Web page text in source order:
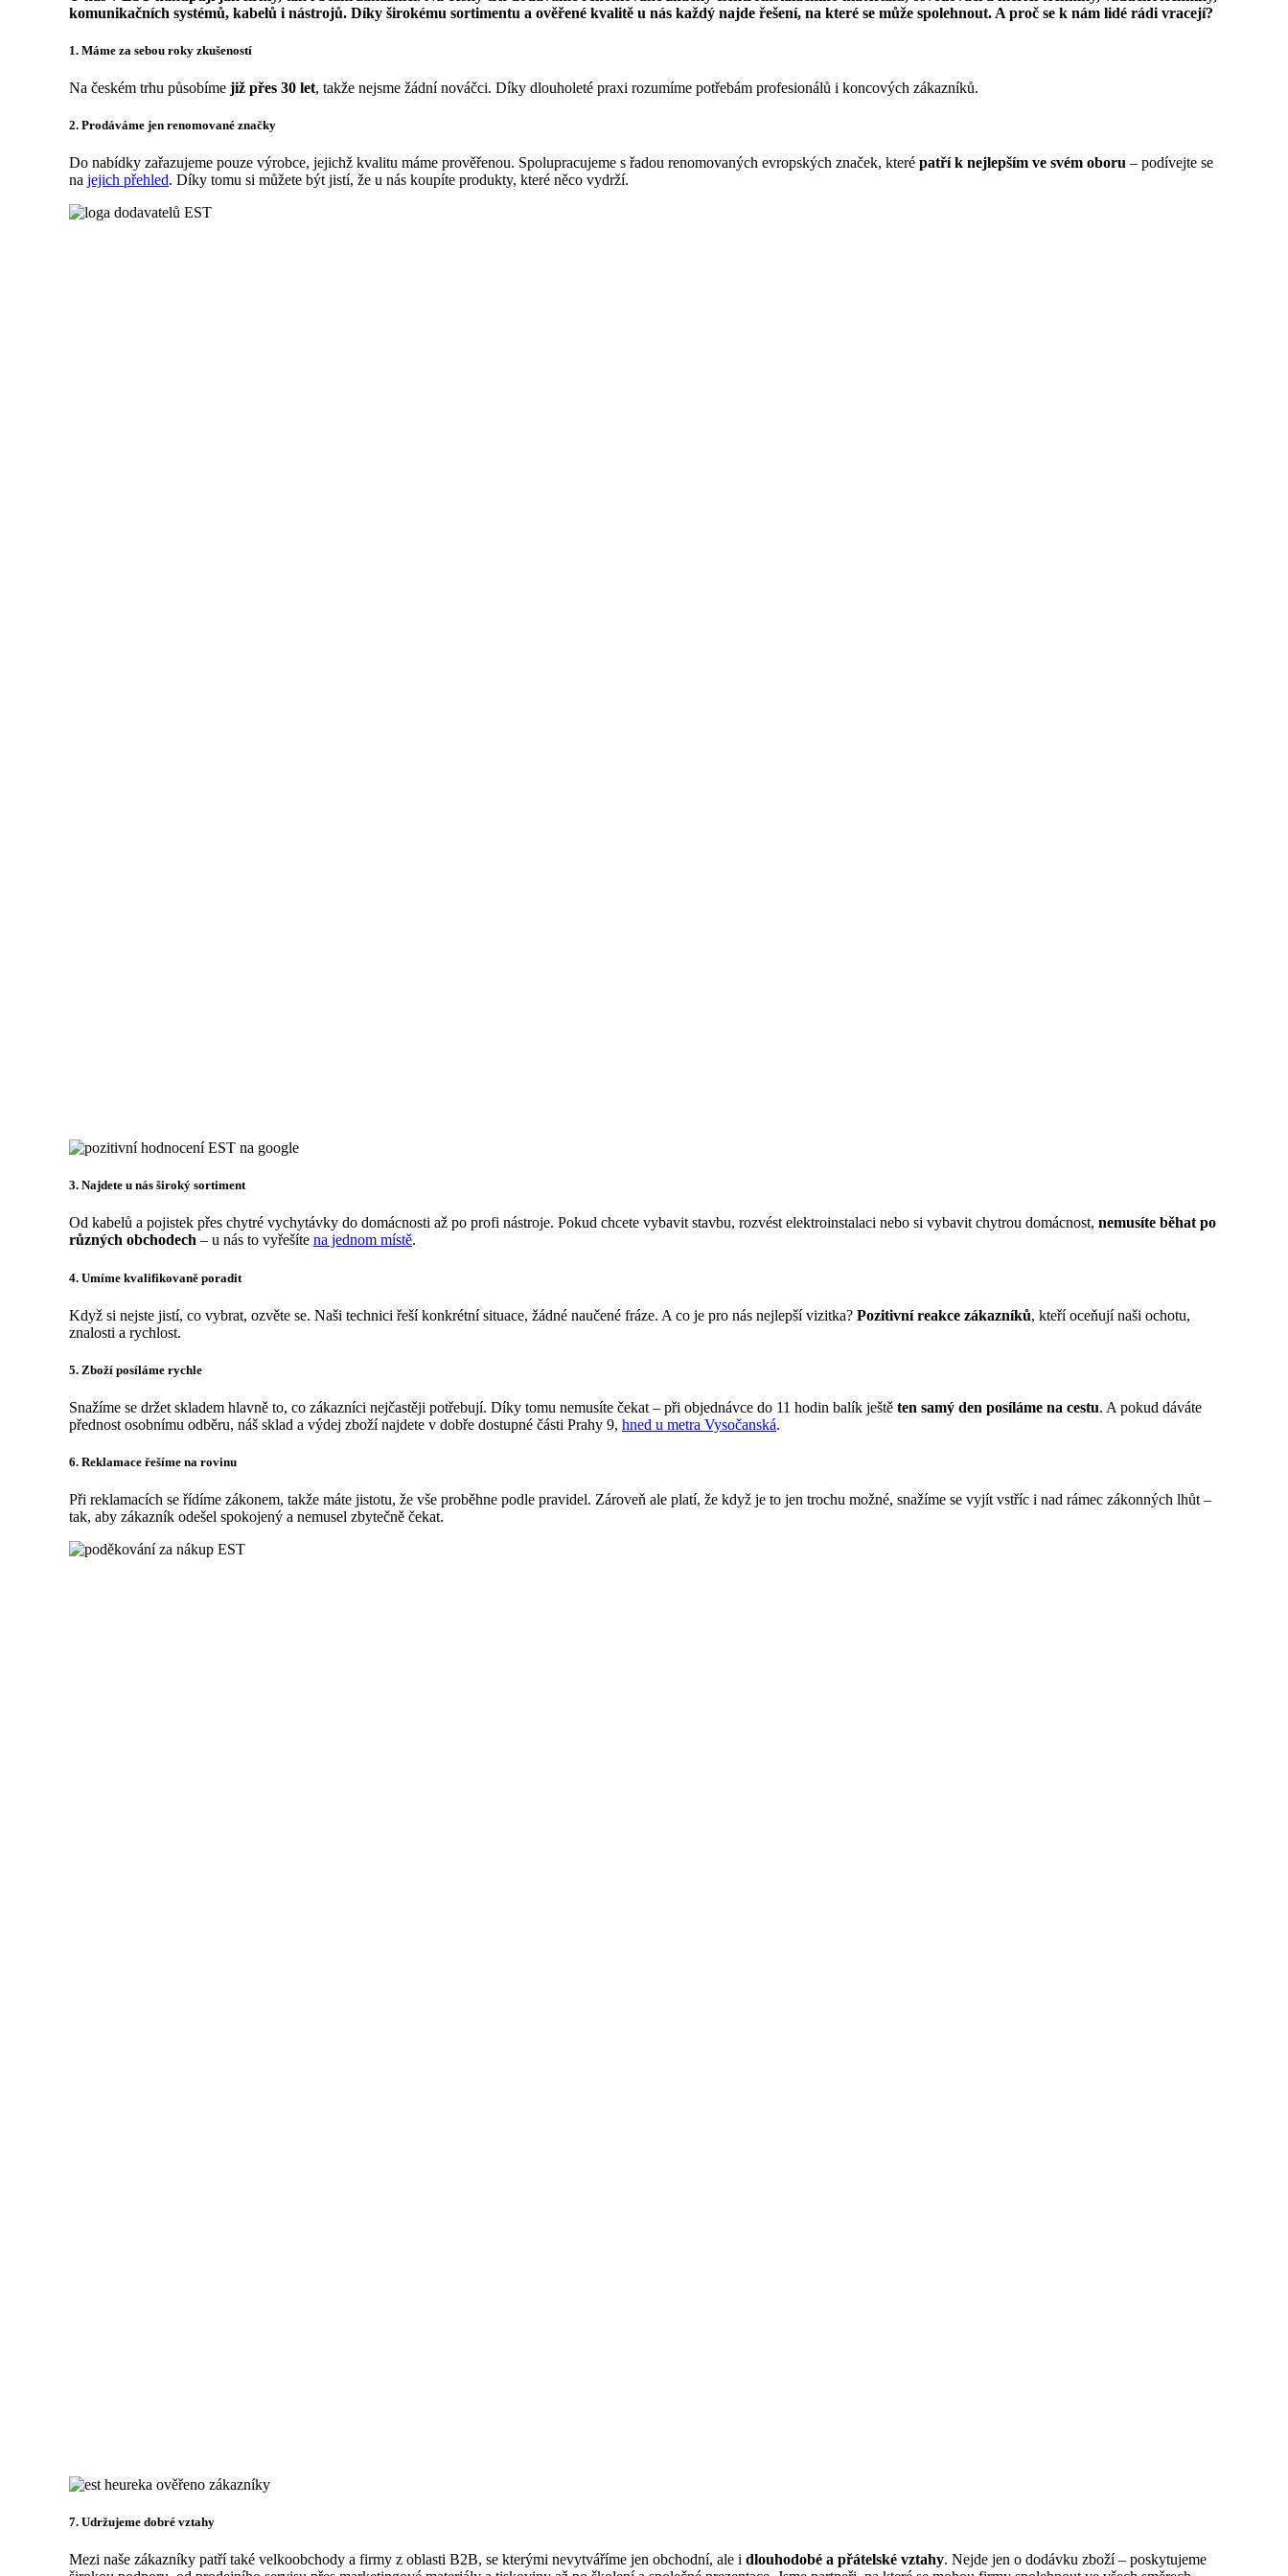
komunikačních systémů, kabelů i nástrojů. Díky širokému sortimentu a ověřené kvalitě u nás každý najde řešení, na které se může spolehnout. A proč se k nám lidé rádi vracejí?
1. Máme za sebou roky zkušeností
Na českém trhu působíme již přes 30 let, takže nejsme žádní nováčci. Díky dlouholeté praxi rozumíme potřebám profesionálů i koncových zákazníků.
2. Prodáváme jen renomované značky
Do nabídky zařazujeme pouze výrobce, jejichž kvalitu máme prověřenou. Spolupracujeme s řadou renomovaných evropských značek, které patří k nejlepším ve svém oboru – podívejte se
na jejich přehled. Díky tomu si můžete být jistí, že u nás koupíte produkty, které něco vydrží.
3. Najdete u nás široký sortiment
Od kabelů a pojistek přes chytré vychytávky do domácnosti až po profi nástroje. Pokud chcete vybavit stavbu, rozvést elektroinstalaci nebo si vybavit chytrou domácnost, nemusíte běhat po
různých obchodech – u nás to vyřešíte na jednom místě.
4. Umíme kvalifikovaně poradit
Když si nejste jistí, co vybrat, ozvěte se. Naši technici řeší konkrétní situace, žádné naučené fráze. A co je pro nás nejlepší vizitka? Pozitivní reakce zákazníků, kteří oceňují naši ochotu,
znalosti a rychlost.
5. Zboží posíláme rychle
Snažíme se držet skladem hlavně to, co zákazníci nejčastěji potřebují. Díky tomu nemusíte čekat – při objednávce do 11 hodin balík ještě ten samý den posíláme na cestu. A pokud dáváte
přednost osobnímu odběru, náš sklad a výdej zboží najdete v dobře dostupné části Prahy 9, hned u metra Vysočanská.
6. Reklamace řešíme na rovinu
Při reklamacích se řídíme zákonem, takže máte jistotu, že vše proběhne podle pravidel. Zároveň ale platí, že když je to jen trochu možné, snažíme se vyjít vstříc i nad rámec zákonných lhůt –
tak, aby zákazník odešel spokojený a nemusel zbytečně čekat.
7. Udržujeme dobré vztahy
Mezi naše zákazníky patří také velkoobchody a firmy z oblasti B2B, se kterými nevytváříme jen obchodní, ale i dlouhodobé a přátelské vztahy. Nejde jen o dodávku zboží – poskytujeme